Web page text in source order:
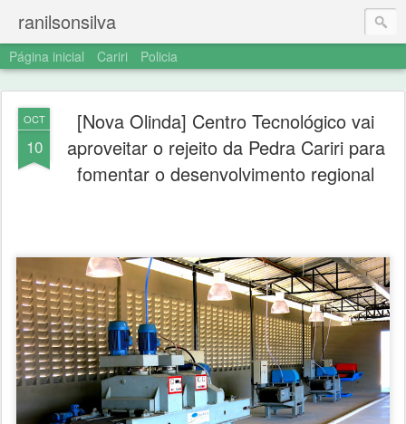
ranilsonsilva
Página inicial Cariri Policia
OCT
10
[Nova Olinda] Centro Tecnológico vai
aproveitar o rejeito da Pedra Cariri para
fomentar o desenvolvimento regional